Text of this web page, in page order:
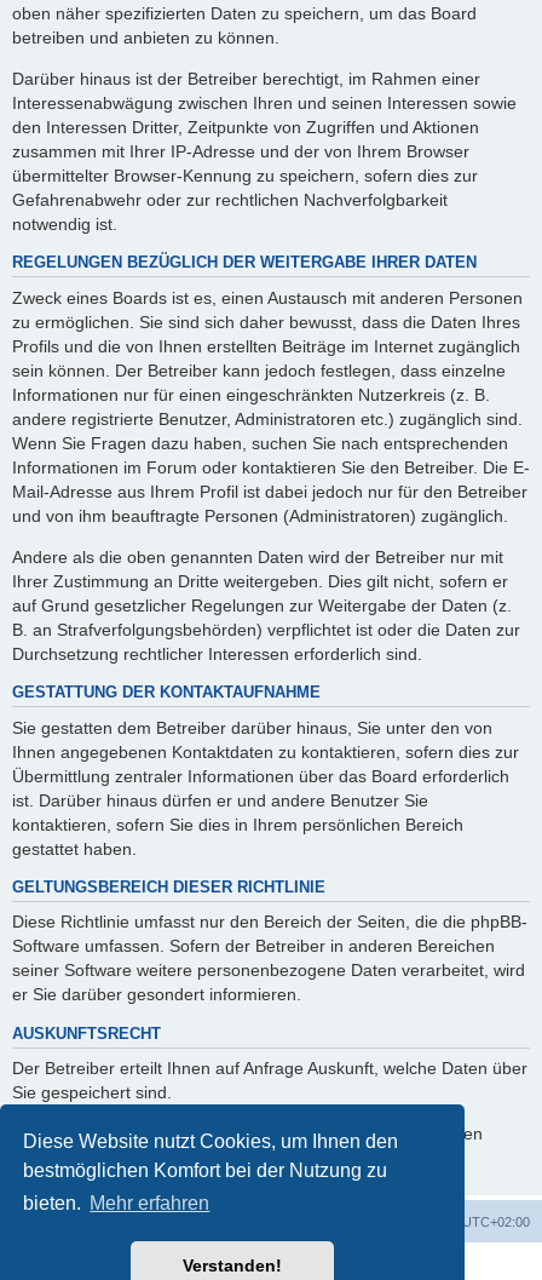
Diese Website nutzt Cookies, um Ihnen den
bestmöglichen Komfort bei der Nutzung zu
bieten. Mehr erfahren
Verstanden!
oben näher spezifizierten Daten zu speichern, um das Board
betreiben und anbieten zu können.
Darüber hinaus ist der Betreiber berechtigt, im Rahmen einer
Interessenabwägung zwischen Ihren und seinen Interessen sowie
den Interessen Dritter, Zeitpunkte von Zugriffen und Aktionen
zusammen mit Ihrer IP-Adresse und der von Ihrem Browser
übermittelter Browser-Kennung zu speichern, sofern dies zur
Gefahrenabwehr oder zur rechtlichen Nachverfolgbarkeit
notwendig ist.
REGELUNGEN BEZÜGLICH DER WEITERGABE IHRER DATEN
Zweck eines Boards ist es, einen Austausch mit anderen Personen
zu ermöglichen. Sie sind sich daher bewusst, dass die Daten Ihres
Profils und die von Ihnen erstellten Beiträge im Internet zugänglich
sein können. Der Betreiber kann jedoch festlegen, dass einzelne
Informationen nur für einen eingeschränkten Nutzerkreis (z. B.
andere registrierte Benutzer, Administratoren etc.) zugänglich sind.
Wenn Sie Fragen dazu haben, suchen Sie nach entsprechenden
Informationen im Forum oder kontaktieren Sie den Betreiber. Die E-
Mail-Adresse aus Ihrem Profil ist dabei jedoch nur für den Betreiber
und von ihm beauftragte Personen (Administratoren) zugänglich.
Andere als die oben genannten Daten wird der Betreiber nur mit
Ihrer Zustimmung an Dritte weitergeben. Dies gilt nicht, sofern er
auf Grund gesetzlicher Regelungen zur Weitergabe der Daten (z.
B. an Strafverfolgungsbehörden) verpflichtet ist oder die Daten zur
Durchsetzung rechtlicher Interessen erforderlich sind.
GESTATTUNG DER KONTAKTAUFNAHME
Sie gestatten dem Betreiber darüber hinaus, Sie unter den von
Ihnen angegebenen Kontaktdaten zu kontaktieren, sofern dies zur
Übermittlung zentraler Informationen über das Board erforderlich
ist. Darüber hinaus dürfen er und andere Benutzer Sie
kontaktieren, sofern Sie dies in Ihrem persönlichen Bereich
gestattet haben.
GELTUNGSBEREICH DIESER RICHTLINIE
Diese Richtlinie umfasst nur den Bereich der Seiten, die die phpBB-
Software umfassen. Sofern der Betreiber in anderen Bereichen
seiner Software weitere personenbezogene Daten verarbeitet, wird
er Sie darüber gesondert informieren.
AUSKUNFTSRECHT
Der Betreiber erteilt Ihnen auf Anfrage Auskunft, welche Daten über
Sie gespeichert sind.
Sie können jederzeit die Löschung bzw. Sperrung Ihrer Daten
verlangen. Kontaktieren Sie hierzu bitte den Betreiber.
UTC+02:00
Powered byphpBB® Forum Software © phpBB Limited